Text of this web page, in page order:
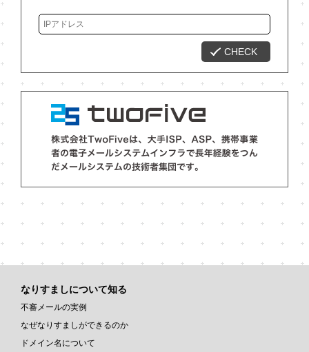
CHECK
なりすましについて知る
不審メールの実例
なぜなりすましができるのか
ドメイン名について